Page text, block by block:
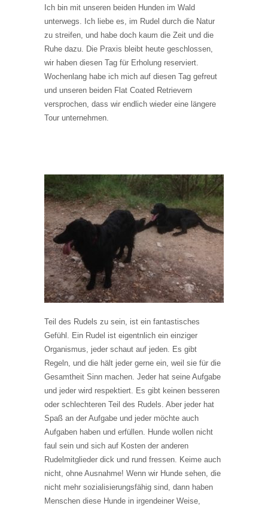
Ich bin mit unseren beiden Hunden im Wald
unterwegs. Ich liebe es, im Rudel durch die Natur
zu streifen, und habe doch kaum die Zeit und die
Ruhe dazu. Die Praxis bleibt heute geschlossen,
wir haben diesen Tag für Erholung reserviert.
Wochenlang habe ich mich auf diesen Tag gefreut
und unseren beiden Flat Coated Retrievern
versprochen, dass wir endlich wieder eine längere
Tour unternehmen.
Teil des Rudels zu sein, ist ein fantastisches
Gefühl. Ein Rudel ist eigentnlich ein einziger
Organismus, jeder schaut auf jeden. Es gibt
Regeln, und die hält jeder gerne ein, weil sie für die
Gesamtheit Sinn machen. Jeder hat seine Aufgabe
und jeder wird respektiert. Es gibt keinen besseren
oder schlechteren Teil des Rudels. Aber jeder hat
Spaß an der Aufgabe und jeder möchte auch
Aufgaben haben und erfüllen. Hunde wollen nicht
faul sein und sich auf Kosten der anderen
Rudelmitglieder dick und rund fressen. Keime auch
nicht, ohne Ausnahme! Wenn wir Hunde sehen, die
nicht mehr sozialisierungsfähig sind, dann haben
Menschen diese Hunde in irgendeiner Weise,